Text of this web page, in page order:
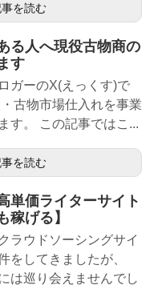
を読む
る人へ現役古物商の
す
ガーのX(えっくす)で
古物市場仕入れを事業
す。 この記事ではこ...
を読む
単価ライターサイト
稼げる】
ラウドソーシングサイ
をしてきましたが、
は巡り会えませんでし